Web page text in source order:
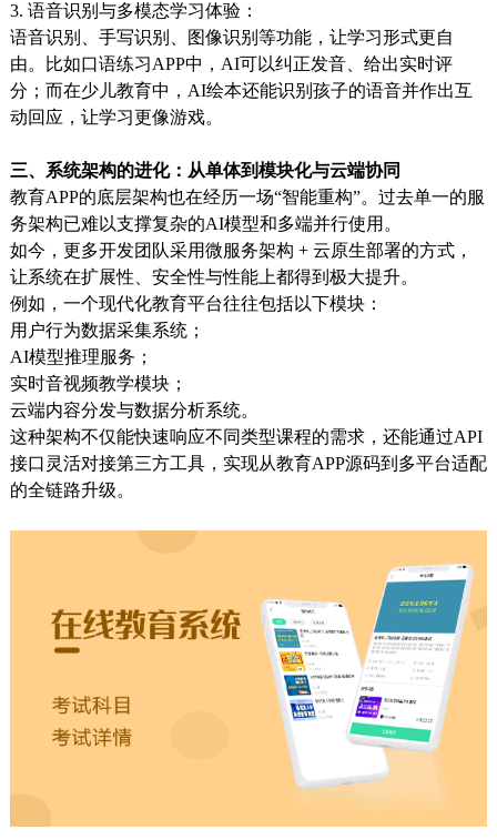
3. 语音识别与多模态学习体验：
语音识别、手写识别、图像识别等功能，让学习形式更自
由。比如口语练习APP中，AI可以纠正发音、给出实时评
分；而在少儿教育中，AI绘本还能识别孩子的语音并作出互
动回应，让学习更像游戏。
三、系统架构的进化：从单体到模块化与云端协同
教育APP的底层架构也在经历一场“智能重构”。过去单一的服
务架构已难以支撑复杂的AI模型和多端并行使用。
如今，更多开发团队采用微服务架构 + 云原生部署的方式，
让系统在扩展性、安全性与性能上都得到极大提升。
例如，一个现代化教育平台往往包括以下模块：
用户行为数据采集系统；
AI模型推理服务；
实时音视频教学模块；
云端内容分发与数据分析系统。
这种架构不仅能快速响应不同类型课程的需求，还能通过API
接口灵活对接第三方工具，实现从教育APP源码到多平台适配
的全链路升级。